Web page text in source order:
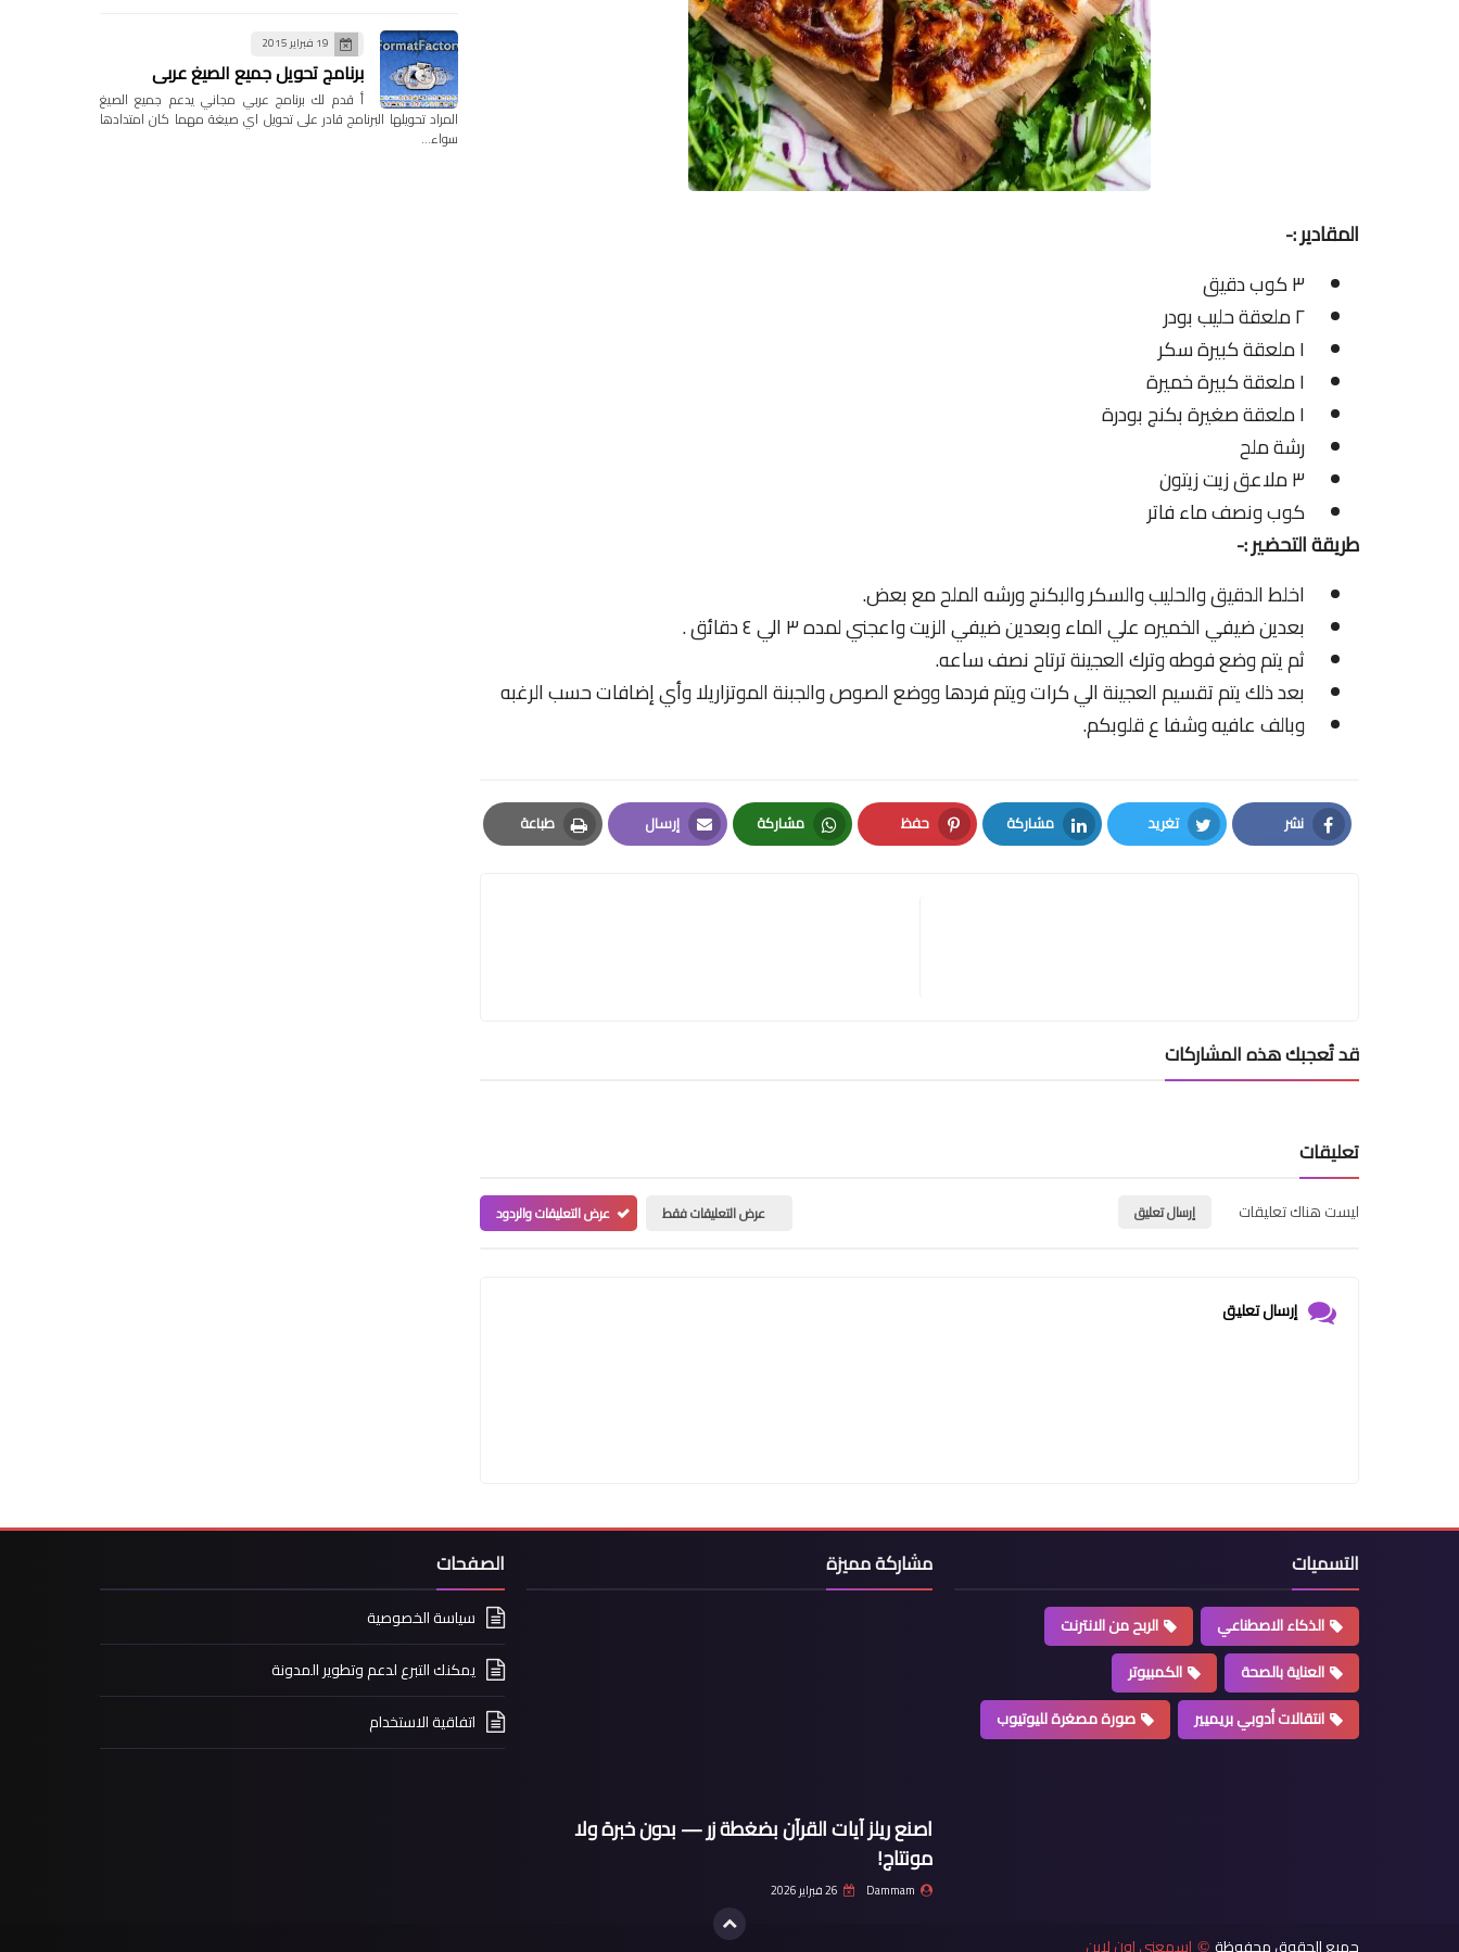
المقادير :-
٣ كوب دقيق
٢ ملعقة حليب بودر
١ ملعقة كبيرة سكر
١ ملعقة كبيرة خميرة
١ ملعقة صغيرة بكنج بودرة
رشة ملح
٣ ملاعق زيت زيتون
كوب ونصف ماء فاتر
طريقة التحضير :-
اخلط الدقيق والحليب والسكر والبكنج ورشه الملح مع بعض.
بعدين ضيفي الخميره علي الماء وبعدين ضيفي الزيت واعجني لمده ٣ الي ٤ دقائق .
ثم يتم وضع فوطه وترك العجينة ترتاح نصف ساعه.
بعد ذلك يتم تقسيم العجينة الي كرات ويتم فردها ووضع الصوص والجبنة الموتزاريلا وأي إضافات حسب الرغبه
وبالف عافيه وشفا ع قلوبكم.
نشر
Facebook
تغريد
Twitter
مشاركة
LinkedIn
حفظ
Pinterest
مشاركة
Whatsapp
إرسال
Email
طباعة
Print
قد تُعجبك هذه المشاركات
تعليقات
ليست هناك تعليقات إرسال تعليق عرض التعليقات فقط عرض التعليقات والردود
إرسال تعليق
19 فبراير 2015
برنامج تحويل جميع الصيغ عربي
أ قدم لك برنامج عربي مجاني يدعم جميع الصيغ
المراد تحويلها البرنامج قادر على تحويل اي صيغة مهما كان امتدادها
سواء…
التسميات
الذكاء الاصطناعي
الربح من الانترنت
العناية بالصحة
الكمبيوتر
انتقالات أدوبي بريميير
صورة مصغرة لليوتيوب
مشاركة مميزة
اصنع ريلز آيات القرآن بضغطة زر — بدون خبرة ولا
مونتاج!
Dammam 26 فبراير 2026
الصفحات
سياسة الخصوصية
يمكنك التبرع لدعم وتطوير المدونة
اتفاقية الاستخدام
©